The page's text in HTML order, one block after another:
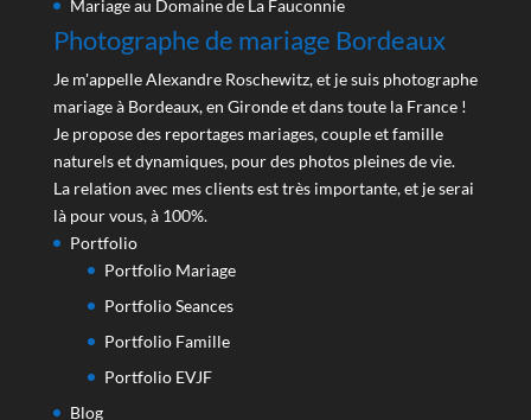
Mariage au Domaine de La Fauconnie
Photographe de mariage Bordeaux
Je m'appelle Alexandre Roschewitz, et je suis photographe
mariage à Bordeaux, en Gironde et dans toute la France !
Je propose des reportages mariages, couple et famille
naturels et dynamiques, pour des photos pleines de vie.
La relation avec mes clients est très importante, et je serai
là pour vous, à 100%.
Portfolio
Portfolio Mariage
Portfolio Seances
Portfolio Famille
Portfolio EVJF
Blog